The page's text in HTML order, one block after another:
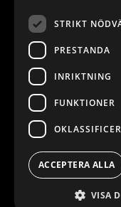
DEKOR
FLEET MANAGEMENT
SERVICE CENTERS
DESIGNKONSULTATION
BILMÄRKEN
CITROËN
DACIA
FIAT
STRIKT
PRESTANDA
INRIKTNING
FUNKTIONER
ACCEPTERA ALLA
VISA